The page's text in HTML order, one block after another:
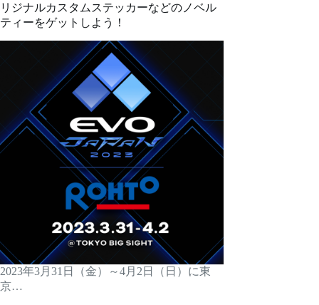
リジナルカスタムステッカーなどのノベル
ティーをゲットしよう！
2023年3月31日（金）～4月2日（日）に東
京…